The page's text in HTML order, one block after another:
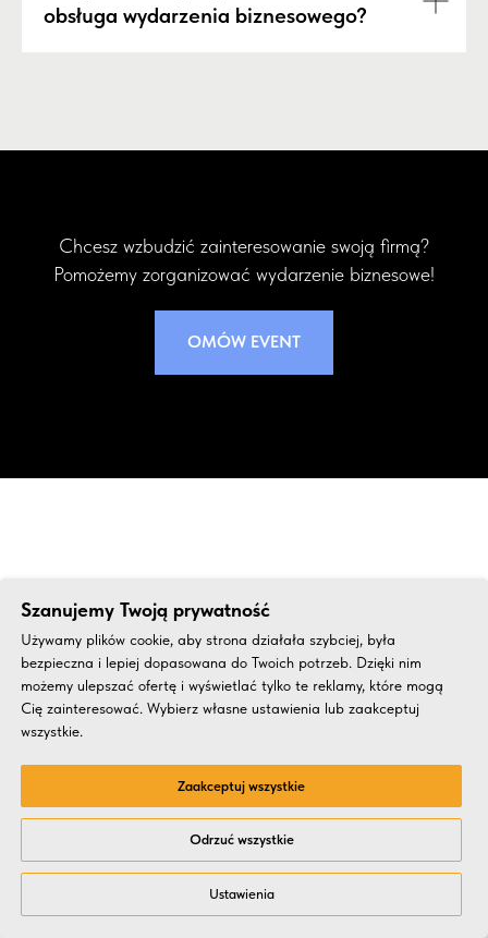
Integracje Koncepcje MICE Biznesowe Online
obsługa wydarzenia biznesowego?
Chcesz wzbudzić zainteresowanie swoją firmą?
Pomożemy zorganizować wydarzenie biznesowe!
OMÓW EVENT
Wydarzenia online
Zobacz przykłady firmowych wydarzeń online z
naszego portfolio
Szanujemy Twoją prywatność
Używamy plików cookie, aby strona działała szybciej, była
bezpieczna i lepiej dopasowana do Twoich potrzeb. Dzięki nim
możemy ulepszać ofertę i wyświetlać tylko te reklamy, które mogą
Cię zainteresować. Wybierz własne ustawienia lub zaakceptuj
wszystkie.
Zaakceptuj wszystkie
Odrzuć wszystkie
Ustawienia